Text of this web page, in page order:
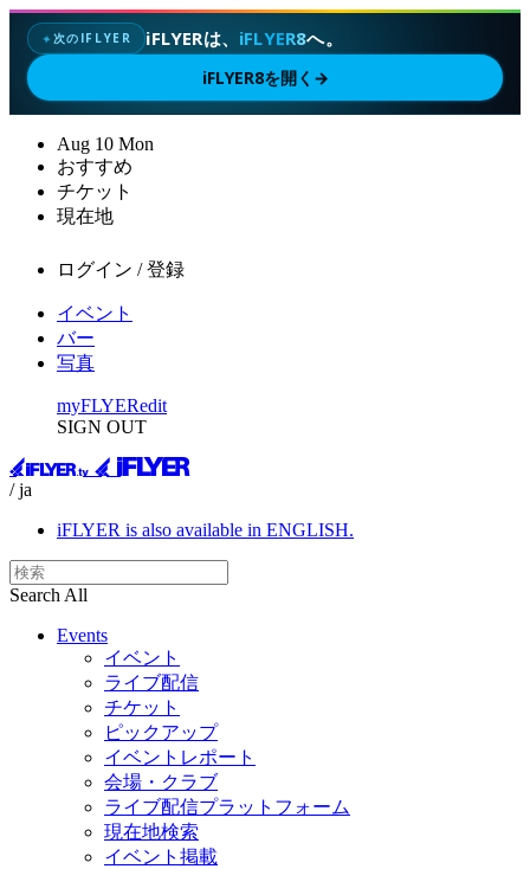
✦次のIFLYER iFLYERは、 iFLYER8へ。
iFLYER8を開く →
Aug 10 Mon
おすすめ
チケット
現在地
ログイン / 登録
イベント
バー
写真
myFLYERedit
SIGN OUT
/ ja
iFLYER is also available in ENGLISH.
Search All
Events
イベント
ライブ配信
チケット
ピックアップ
イベントレポート
会場・クラブ
ライブ配信プラットフォーム
現在地検索
イベント掲載